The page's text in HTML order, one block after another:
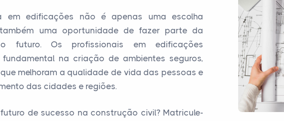
em edificações não é apenas uma escolha
uma oportunidade de fazer parte da
futuro. Os profissionais em edificações
na criação de ambientes seguros,
melhoram a qualidade de vida das pessoas e
das cidades e regiões.
de sucesso na construção civil? Matricule-